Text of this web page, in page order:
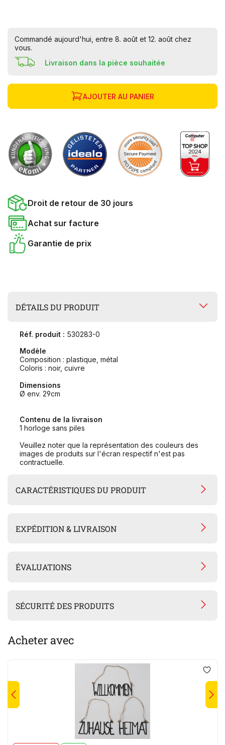
Commandé aujourd'hui, entre 8. août et 12. août chez
vous.
Livraison dans la pièce souhaitée
AJOUTER AU PANIER
Droit de retour de 30 jours
Achat sur facture
Garantie de prix
DÉTAILS DU PRODUIT
Réf. produit : 530283-0
Modèle
Composition : plastique, métal
Coloris : noir, cuivre
Dimensions
Ø env. 29cm
Contenu de la livraison
1 horloge sans piles
Veuillez noter que la représentation des couleurs des
images de produits sur l'écran respectif n'est pas
contractuelle.
CARACTÉRISTIQUES DU PRODUIT
EXPÉDITION & LIVRAISON
ÉVALUATIONS
SÉCURITÉ DES PRODUITS
Acheter avec